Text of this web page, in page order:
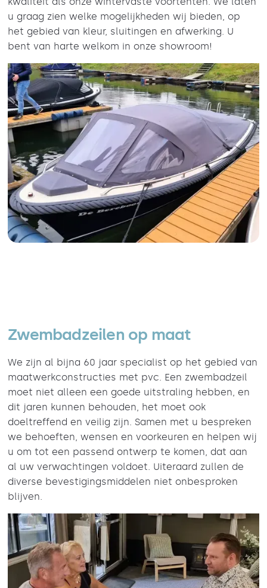
u graag zien welke mogelijkheden wij bieden, op
het gebied van kleur, sluitingen en afwerking. U
bent van harte welkom in onze showroom!
Zwembadzeilen op maat
We zijn al bijna 60 jaar specialist op het gebied van
maatwerkconstructies met pvc. Een zwembadzeil
moet niet alleen een goede uitstraling hebben, en
dit jaren kunnen behouden, het moet ook
doeltreffend en veilig zijn. Samen met u bespreken
we behoeften, wensen en voorkeuren en helpen wij
u om tot een passend ontwerp te komen, dat aan
al uw verwachtingen voldoet. Uiteraard zullen de
diverse bevestigingsmiddelen niet onbesproken
blijven.